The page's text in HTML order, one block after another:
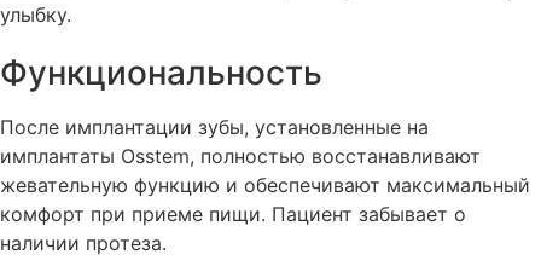
улыбку.
Функциональность
После имплантации зубы, установленные на
имплантаты Osstem, полностью восстанавливают
жевательную функцию и обеспечивают максимальный
комфорт при приеме пищи. Пациент забывает о
наличии протеза.